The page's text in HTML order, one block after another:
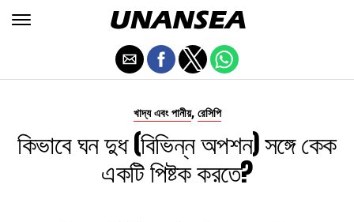
খাদ্য এবং পানীয়, রেসিপি
কিভাবে ঘন দুধ (বিভিন্ন অপশন) সঙ্গে কেক
একটি পিষ্টক করতে?